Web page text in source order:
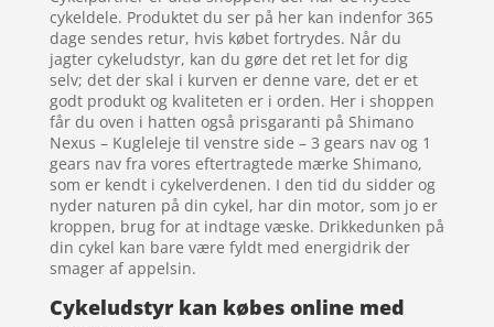
cykeldele. Produktet du ser på her kan indenfor 365
dage sendes retur, hvis købet fortrydes. Når du
jagter cykeludstyr, kan du gøre det ret let for dig
selv; det der skal i kurven er denne vare, det er et
godt produkt og kvaliteten er i orden. Her i shoppen
får du oven i hatten også prisgaranti på Shimano
Nexus – Kugleleje til venstre side – 3 gears nav og 1
gears nav fra vores eftertragtede mærke Shimano,
som er kendt i cykelverdenen. I den tid du sidder og
nyder naturen på din cykel, har din motor, som jo er
kroppen, brug for at indtage væske. Drikkedunken på
din cykel kan bare være fyldt med energidrik der
smager af appelsin.
Cykeludstyr kan købes online med